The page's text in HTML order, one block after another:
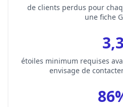
de clients perdus pour
une fiche
3,3
étoiles minimum requises
envisage de